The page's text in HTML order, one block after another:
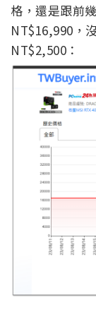
格，還是跟前
NT$16,990，
NT$2,500：